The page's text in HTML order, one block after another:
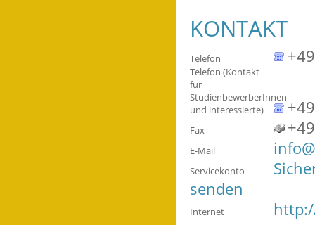
KONTAKT
Telefon
Telefon (Kontakt
für
StudienbewerberInnen-
und interessierte)
Fax
E-Mail
Servicekonto
senden
Internet